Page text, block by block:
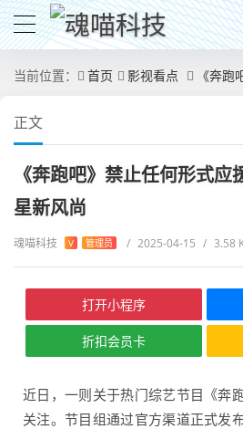
当前位置： 首页 影视看点 《奔跑吧》
正文
《奔跑吧》禁止任何形式
星新风尚
魂喵科技 V 管理员 / 2025-04-15 / 3.58
打开小程序
折扣会员卡
近日，一则关于热门综艺节目《奔
关注。节目组通过官方渠道正式发